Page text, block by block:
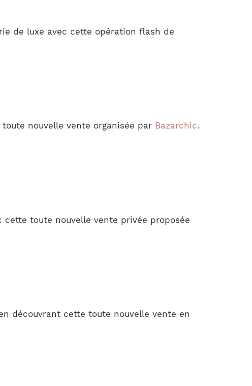
de luxe avec cette opération flash de
nouvelle vente organisée par Bazarchic.
cette toute nouvelle vente privée proposée
découvrant cette toute nouvelle vente en